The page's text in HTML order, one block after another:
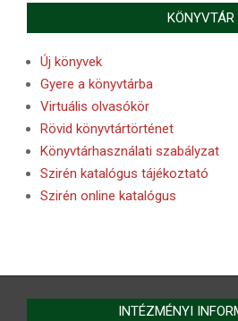
KÖNYVTÁR
Új könyvek
Gyere a könyvtárba
Virtuális olvasókör
Rövid könyvtártörténet
Könyvtárhasználati szabályzat
Szirén katalógus tájékoztató
Szirén online katalógus
INTÉZMÉNYI